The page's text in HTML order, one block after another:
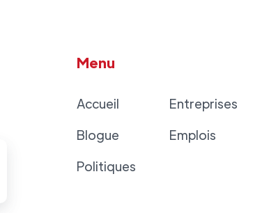
Menu
Accueil
Blogue
Politiques
Entreprises
Emplois